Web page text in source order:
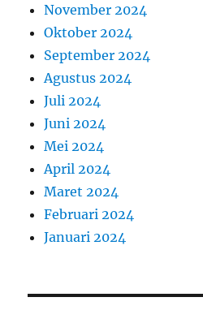
November 2024
Oktober 2024
September 2024
Agustus 2024
Juli 2024
Juni 2024
Mei 2024
April 2024
Maret 2024
Februari 2024
Januari 2024